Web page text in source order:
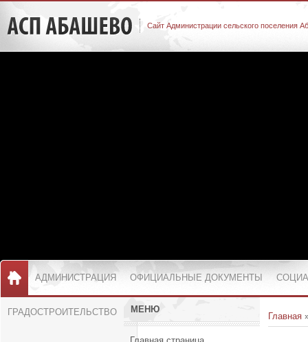
Сайт Администрации сельского поселения
АДМИНИСТРАЦИЯ ОФИЦИАЛЬНЫЕ ДОКУМЕНТЫ
ГРАДОСТРОИТЕЛЬСТВО МЕНЮ
Главная